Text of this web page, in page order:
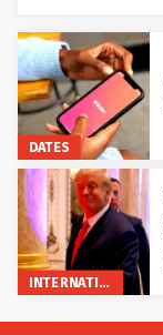
DATES
INTERNATIONAL